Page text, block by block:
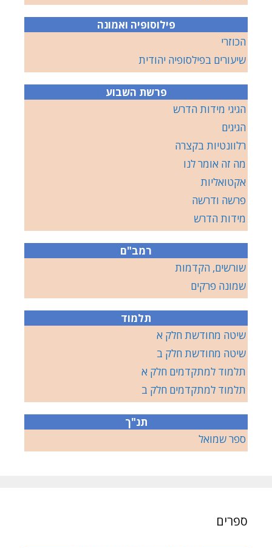
פילוסופיה ואמונה
הכוזרי
שיעורים בפילסופיה יהודית
פרשת השבוע
הגיגי מידות הדרש
הגיגים
רלוונטיות בקצרה
מה זה אומר לנו
אקטואליות
פרשה ודרשה
מידות הדרש
רמב"ם
שורשים, הקדמות
שמונה פרקים
תלמוד
שיטה מחודשת חלק א
שיטה מחודשת חלק ב
תלמוד למתקדמים חלק א
תלמוד למתקדמים חלק ב
תנ"ך
ספר שמואל
ספרים